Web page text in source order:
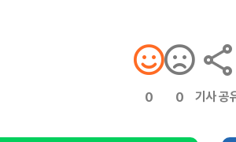
0 0 기사 공